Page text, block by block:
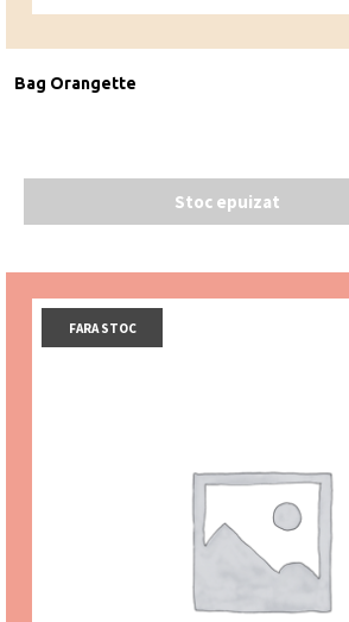
Bag Orangette
Stoc epuizat
FARA STOC